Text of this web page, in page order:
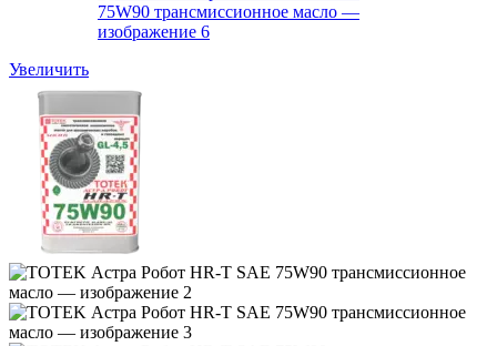
Увеличить